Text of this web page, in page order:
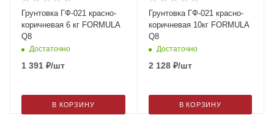
Грунтовка ГФ-021 красно-
коричневая 6 кг FORMULA
Q8
Достаточно
1 391 ₽/шт
В КОРЗИНУ
Грунтовка ГФ-021 красно-
коричневая 10кг FORMULA
Q8
Достаточно
2 128₽/шт
В КОРЗИНУ